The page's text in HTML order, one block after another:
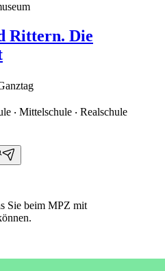
Rittern. Die
‧ Mittelschule ‧ Realschule
Sie beim MPZ mit